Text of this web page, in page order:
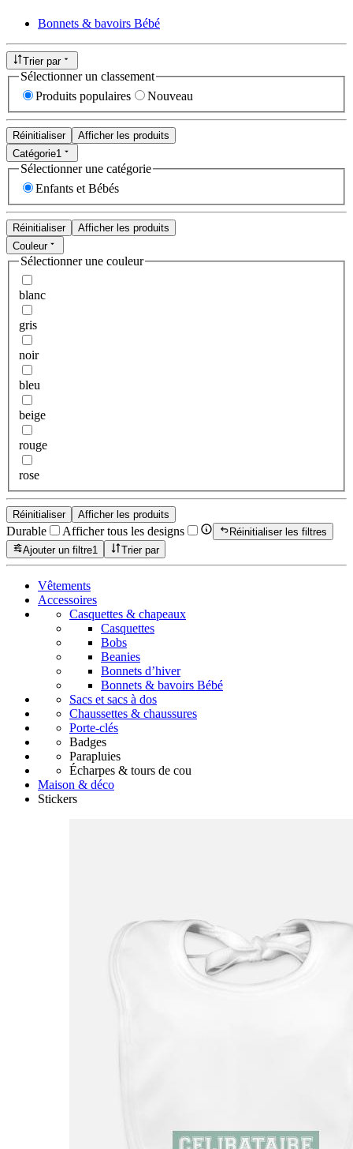
Bonnets & bavoirs Bébé
Trier par
Sélectionner un classement
Produits populaires
Nouveau
Réinitialiser
Afficher les produits
Catégorie1
Sélectionner une catégorie
Enfants et Bébés
Réinitialiser
Afficher les produits
Couleur
Sélectionner une couleur
blanc
gris
noir
bleu
beige
rouge
rose
Réinitialiser Afficher les produits
Durable Afficher tous les designs
Réinitialiser les filtres
Ajouter un filtre1 Trier par
Vêtements
Accessoires
Casquettes & chapeaux
Casquettes
Bobs
Beanies
Bonnets d’hiver
Bonnets & bavoirs Bébé
Sacs et sacs à dos
Chaussettes & chaussures
Porte-clés
Badges
Parapluies
Écharpes & tours de cou
Maison & déco
Stickers